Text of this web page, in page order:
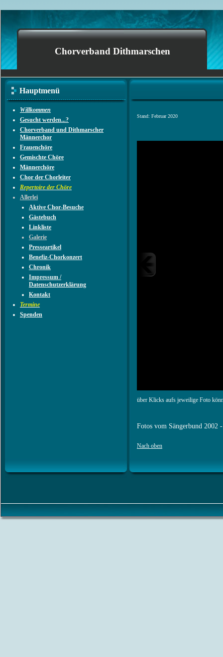
Chorverband Dithmarschen
Hauptmenü
Willkommen
Gesucht werden...?
Chorverband und Dithmarscher
Männerchor
Frauenchöre
Gemischte Chöre
Männerchöre
Chor der Chorleiter
Repertoire der Chöre
Allerlei
Aktive Chor-Besuche
Gästebuch
Linkliste
Galerie
Presseartikel
Benefiz-Chorkonzert
Chronik
Impressum /
Datenschutzerklärung
Kontakt
Termine
Spenden
Stand: Februar 2020
über Klicks aufs jeweilige Foto
Fotos vom Sängerbund 2002
Nach oben